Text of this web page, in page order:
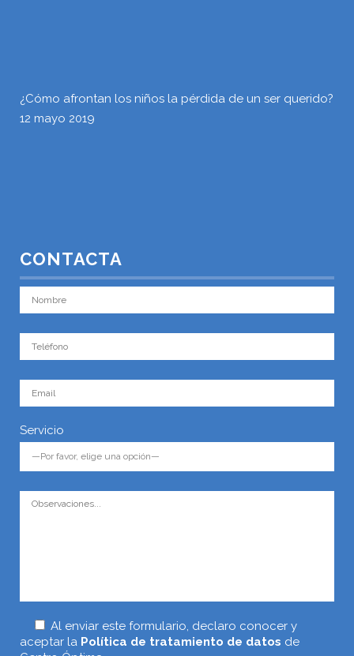
¿Cómo afrontan los niños la pérdida de un ser querido?
12 mayo 2019
CONTACTA
Servicio
Al enviar este formulario, declaro conocer y
aceptar la Política de tratamiento de datos de